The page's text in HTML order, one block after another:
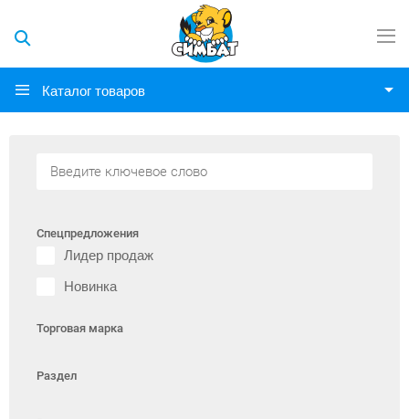
Каталог товаров
Спецпредложения
Лидер продаж
Новинка
Торговая марка
Раздел